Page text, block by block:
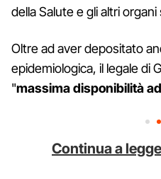
della Salute e gli altri organi
Oltre ad aver depositato
epidemiologica, il legale di
"massima disponibilità
Continua a